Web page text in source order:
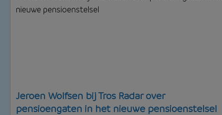
Jeroen Wolfsen bij Tros Radar over
pensioengaten in het nieuwe pensioenstelsel